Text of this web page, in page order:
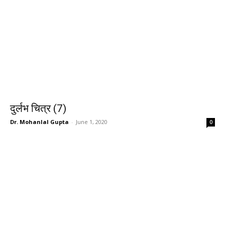
दुर्लभ चित्र (7)
Dr. Mohanlal Gupta - June 1, 2020 0